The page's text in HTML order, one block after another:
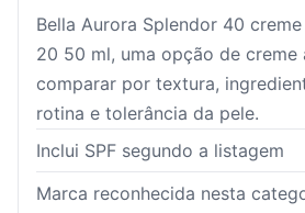
Bella Aurora Splendor 40
20 50 ml, uma opção de creme
comparar por textura,
rotina e tolerância da pele.
Inclui SPF segundo a listagem
Marca reconhecida nesta